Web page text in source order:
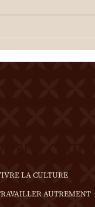
LA CULTURE
AUTREMENT
En cas